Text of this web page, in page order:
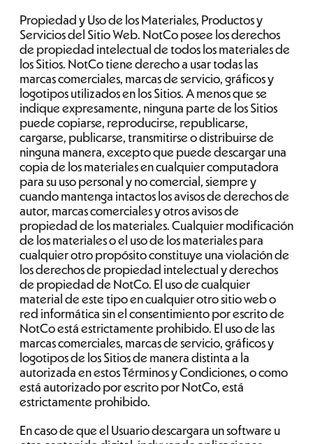
Propiedad y Uso de los Materiales, Productos y
Servicios del Sitio Web. NotCo posee los derechos
de propiedad intelectual de todos los materiales de
los Sitios. NotCo tiene derecho a usar todas las
marcas comerciales, marcas de servicio, gráficos y
logotipos utilizados en los Sitios. A menos que se
indique expresamente, ninguna parte de los Sitios
puede copiarse, reproducirse, republicarse,
cargarse, publicarse, transmitirse o distribuirse de
ninguna manera, excepto que puede descargar una
copia de los materiales en cualquier computadora
para su uso personal y no comercial, siempre y
cuando mantenga intactos los avisos de derechos de
autor, marcas comerciales y otros avisos de
propiedad de los materiales. Cualquier modificación
de los materiales o el uso de los materiales para
cualquier otro propósito constituye una violación de
los derechos de propiedad intelectual y derechos
de propiedad de NotCo. El uso de cualquier
material de este tipo en cualquier otro sitio web o
red informática sin el consentimiento por escrito de
NotCo está estrictamente prohibido. El uso de las
marcas comerciales, marcas de servicio, gráficos y
logotipos de los Sitios de manera distinta a la
autorizada en estos Términos y Condiciones, o como
está autorizado por escrito por NotCo, está
estrictamente prohibido.
En caso de que el Usuario descargara un software u